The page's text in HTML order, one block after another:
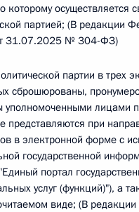
которому осуществляется
партией; (В редакции
31.07.2025 № 304-ФЗ)
партии в трех
сброшюрованы,
уполномоченными лицами
представляются при
в электронной форме с
государственной
портал
услуг (функций)"), а
виде; (В